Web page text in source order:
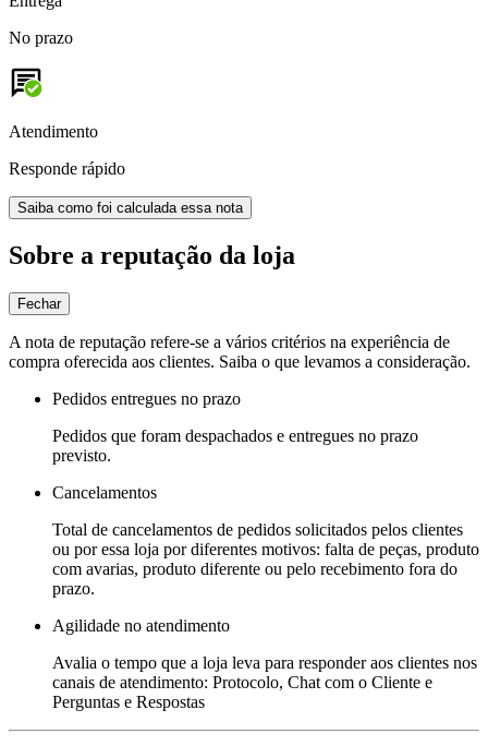
No prazo
Atendimento
Responde rápido
Saiba como foi calculada essa nota
Sobre a reputação da loja
Fechar
A nota de reputação refere-se a vários critérios na experiência de
compra oferecida aos clientes. Saiba o que levamos a consideração.
Pedidos entregues no prazo
Pedidos que foram despachados e entregues no prazo
previsto.
Cancelamentos
Total de cancelamentos de pedidos solicitados pelos clientes
ou por essa loja por diferentes motivos: falta de peças, produto
com avarias, produto diferente ou pelo recebimento fora do
prazo.
Agilidade no atendimento
Avalia o tempo que a loja leva para responder aos clientes nos
canais de atendimento: Protocolo, Chat com o Cliente e
Perguntas e Respostas